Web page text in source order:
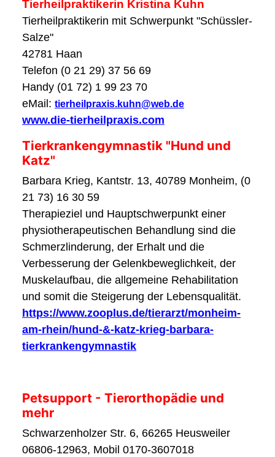
Tierheilpraktikerin Kristina Kuhn
Tierheilpraktikerin mit Schwerpunkt "Schüssler-
Salze"
42781 Haan
Telefon (0 21 29) 37 56 69
Handy (01 72) 1 99 23 70
eMail: tierheilpraxis.kuhn@web.de
www.die-tierheilpraxis.com
Tierkrankengymnastik "Hund und
Katz"
Barbara Krieg, Kantstr. 13, 40789 Monheim, (0
21 73) 16 30 59
Therapieziel und Hauptschwerpunkt einer
physiotherapeutischen Behandlung sind die
Schmerzlinderung, der Erhalt und die
Verbesserung der Gelenkbeweglichkeit, der
Muskelaufbau, die allgemeine Rehabilitation
und somit die Steigerung der Lebensqualität.
https://www.zooplus.de/tierarzt/monheim-
am-rhein/hund-&-katz-krieg-barbara-
tierkrankengymnastik
Petsupport - Tierorthopädie und
mehr
Schwarzenholzer Str. 6, 66265 Heusweiler
06806-12963, Mobil 0170-3607018